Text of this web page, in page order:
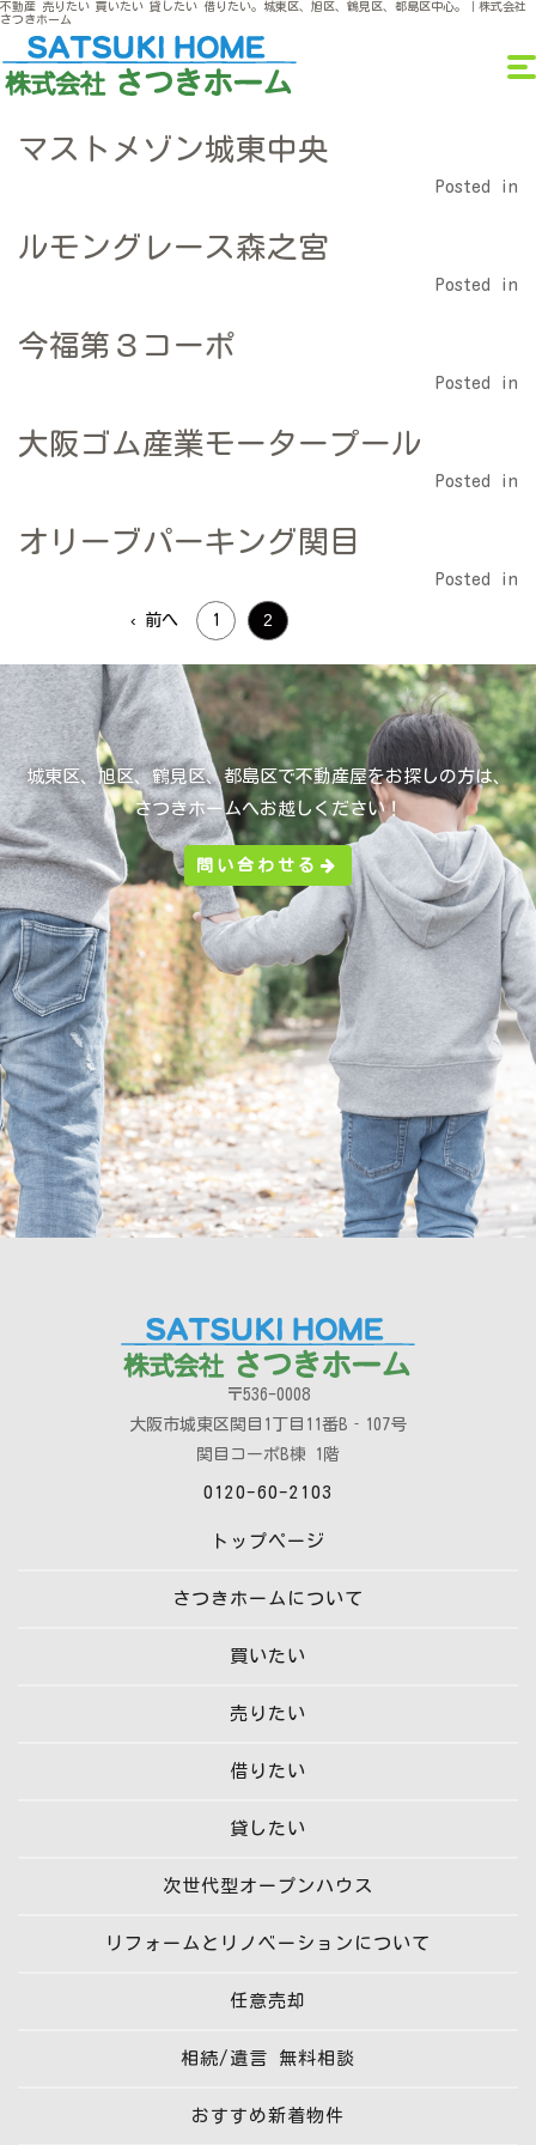
不動産 売りたい 買いたい 貸したい 借りたい。城東区、旭区、鶴見区、都島区中心。｜株式会社
さつきホーム
マストメゾン城東中央
Posted in
ルモングレース森之宮
Posted in
今福第３コーポ
Posted in
大阪ゴム産業モータープール
Posted in
オリーブパーキング関目
Posted in
‹ 前へ 1 2
城東区、旭区、鶴見区、都島区で不動産屋をお探しの方は、
さつきホームへお越しください！
問い合わせる
〒536-0008
大阪市城東区関目1丁目11番B‐107号
関目コーポB棟 1階
0120-60-2103
トップページ
さつきホームについて
買いたい
売りたい
借りたい
貸したい
次世代型オープンハウス
リフォームとリノベーションについて
任意売却
相続/遺言 無料相談
おすすめ新着物件